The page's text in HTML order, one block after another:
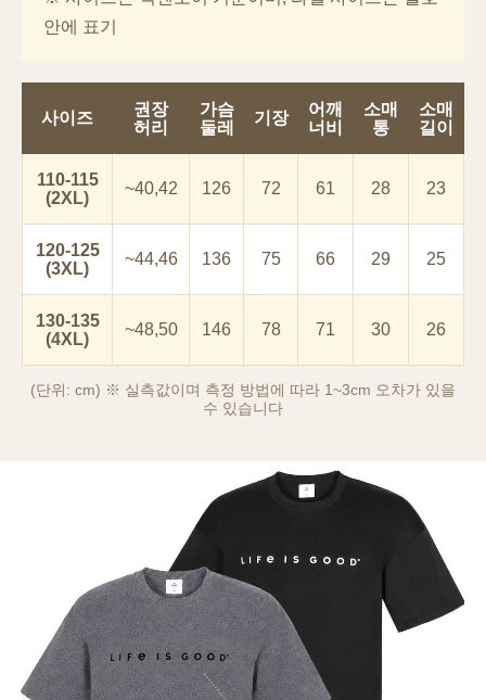
이코 라이프 하
안에 표기
사이즈
권장
허리
가슴
둘레
기장
어깨
너비
소매
통
소매
길이
110-115
(2XL)
~40,42 126 72 61 28 23
120-125
(3XL)
~44,46 136 75 66 29 25
130-135
(4XL)
~48,50 146 78 71 30 26
(단위: cm) ※ 실측값이며 측정 방법에 따라 1~3cm 오차가 있을
수 있습니다